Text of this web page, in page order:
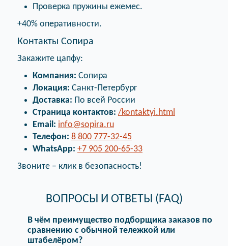
Проверка пружины ежемес.
+40% оперативности.
Контакты Сопира
Закажите цапфу:
Компания: Сопира
Локация: Санкт-Петербург
Доставка: По всей России
Страница контактов: /kontaktyi.html
Email: info@sopira.ru
Телефон: 8 800 777-32-45
WhatsApp: +7 905 200-65-33
Звоните – клик в безопасность!
ВОПРОСЫ И ОТВЕТЫ (FAQ)
В чём преимущество подборщика заказов по
сравнению с обычной тележкой или
штабелёром?